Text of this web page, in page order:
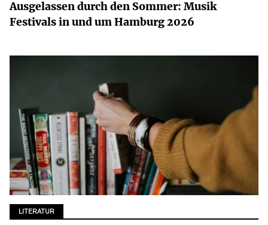
Ausgelassen durch den Sommer: Musik
Festivals in und um Hamburg 2026
LITERATUR